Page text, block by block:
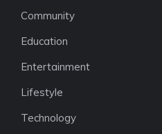
Community
Education
Entertainment
Lifestyle
Technology